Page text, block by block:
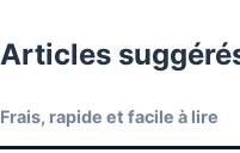
Articles
Frais, rapide et facile à lire